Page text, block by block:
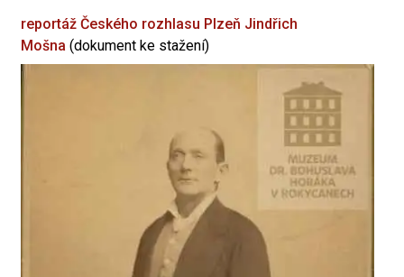
reportáž Českého rozhlasu Plzeň Jindřich
Mošna (dokument ke stažení)